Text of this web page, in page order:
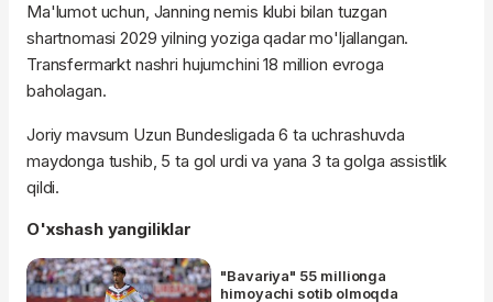
Ma'lumot uchun, Janning nemis klubi bilan tuzgan
shartnomasi 2029 yilning yoziga qadar mo'ljallangan.
Transfermarkt nashri hujumchini 18 million evroga
baholagan.
Joriy mavsum Uzun Bundesligada 6 ta uchrashuvda
maydonga tushib, 5 ta gol urdi va yana 3 ta golga assistlik
qildi.
O'xshash yangiliklar
"Bavariya" 55 millionga
himoyachi sotib olmoqda